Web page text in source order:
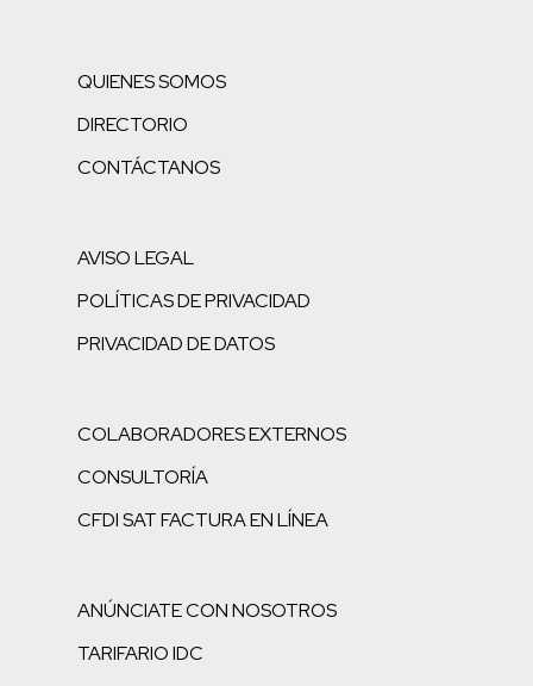
QUIENES SOMOS
DIRECTORIO
CONTÁCTANOS
AVISO LEGAL
POLÍTICAS DE PRIVACIDAD
PRIVACIDAD DE DATOS
COLABORADORES EXTERNOS
CONSULTORÍA
CFDI SAT FACTURA EN LÍNEA
ANÚNCIATE CON NOSOTROS
TARIFARIO IDC